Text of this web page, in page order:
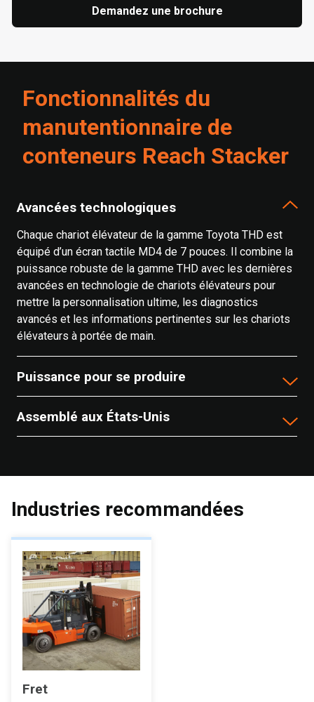
Demandez une brochure
Fonctionnalités du
manutentionnaire de
conteneurs Reach Stacker
Avancées technologiques
Chaque chariot élévateur de la gamme Toyota THD est
équipé d’un écran tactile MD4 de 7 pouces. Il combine la
puissance robuste de la gamme THD avec les dernières
avancées en technologie de chariots élévateurs pour
mettre la personnalisation ultime, les diagnostics
avancés et les informations pertinentes sur les chariots
élévateurs à portée de main.
Puissance pour se produire
Assemblé aux États-Unis
Industries recommandées
Fret